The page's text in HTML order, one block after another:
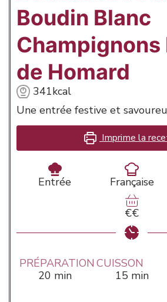
Boudin Blanc
Champignons
de Homard
341kcal
Une entrée festive et
Imprime la
Entrée Française
€€
PRÉPARATION
20minutes
min
CUISSON
15minutes
min